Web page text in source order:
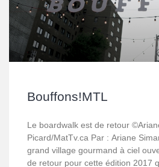
Bouffons!MTL
Le boardwalk est de retour
Picard/MatTv.ca Par : Ariane
grand village gourmand à ciel
de retour pour cette édition 2017